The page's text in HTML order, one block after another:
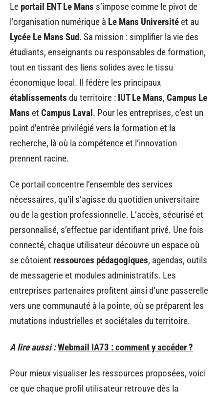
Le portail ENT Le Mans s’impose comme le pivot de
l’organisation numérique à Le Mans Université et au
Lycée Le Mans Sud. Sa mission : simplifier la vie des
étudiants, enseignants ou responsables de formation,
tout en tissant des liens solides avec le tissu
économique local. Il fédère les principaux
établissements du territoire : IUT Le Mans, Campus Le
Mans et Campus Laval. Pour les entreprises, c’est un
point d’entrée privilégié vers la formation et la
recherche, là où la compétence et l’innovation
prennent racine.
Ce portail concentre l’ensemble des services
nécessaires, qu’il s’agisse du quotidien universitaire
ou de la gestion professionnelle. L’accès, sécurisé et
personnalisé, s’effectue par identifiant privé. Une fois
connecté, chaque utilisateur découvre un espace où
se côtoient ressources pédagogiques, agendas, outils
de messagerie et modules administratifs. Les
entreprises partenaires profitent ainsi d’une passerelle
vers une communauté à la pointe, où se préparent les
mutations industrielles et sociétales du territoire.
A lire aussi :Webmail IA73 : comment y accéder ?
Pour mieux visualiser les ressources proposées, voici
ce que chaque profil utilisateur retrouve dès la